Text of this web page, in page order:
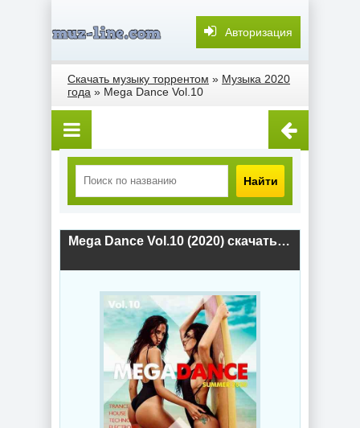
Авторизация
Скачать музыку торрентом » Музыка 2020
года » Mega Dance Vol.10
Найти
Mega Dance Vol.10 (2020) скачать торрент